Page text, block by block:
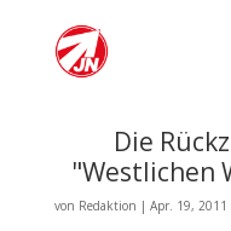
Die
"Westlichen
von Redaktion | Apr. 19, 2011